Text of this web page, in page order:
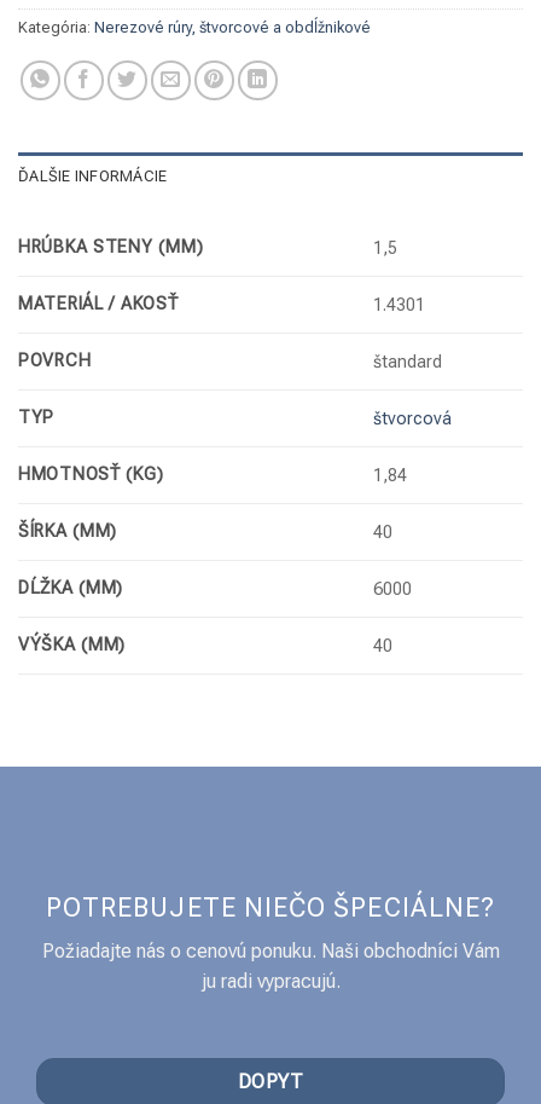
Kategória: Nerezové rúry, štvorcové a obdĺžnikové
ĎALŠIE INFORMÁCIE
HRÚBKA STENY (MM) 1,5
MATERIÁL / AKOSŤ 1.4301
POVRCH štandard
TYP štvorcová
HMOTNOSŤ (KG) 1,84
ŠÍRKA (MM) 40
DĹŽKA (MM) 6000
VÝŠKA (MM) 40
POTREBUJETE NIEČO ŠPECIÁLNE?
Požiadajte nás o cenovú ponuku. Naši obchodníci Vám
ju radi vypracujú.
DOPYT